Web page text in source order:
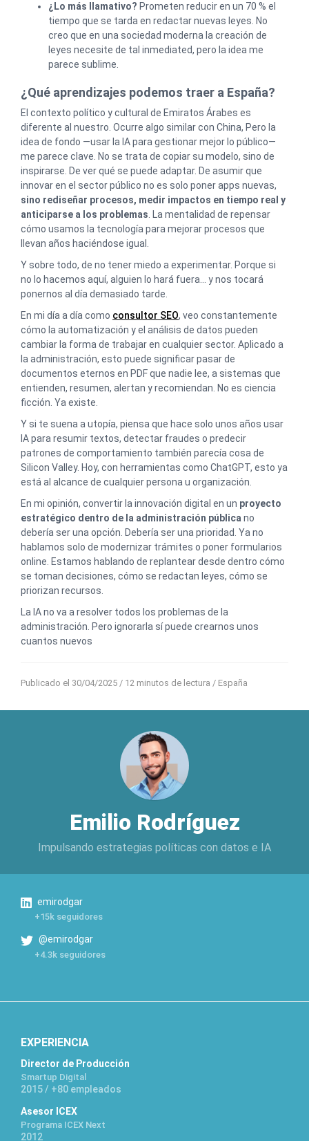
¿Lo más llamativo? Prometen reducir en un 70 % el
tiempo que se tarda en redactar nuevas leyes. No
creo que en una sociedad moderna la creación de
leyes necesite de tal inmediated, pero la idea me
parece sublime.
¿Qué aprendizajes podemos traer a España?
El contexto político y cultural de Emiratos Árabes es
diferente al nuestro. Ocurre algo similar con China, Pero la
idea de fondo —usar la IA para gestionar mejor lo público—
me parece clave. No se trata de copiar su modelo, sino de
inspirarse. De ver qué se puede adaptar. De asumir que
innovar en el sector público no es solo poner apps nuevas,
sino rediseñar procesos, medir impactos en tiempo real y
anticiparse a los problemas . La mentalidad de repensar
cómo usamos la tecnología para mejorar procesos que
llevan años haciéndose igual.
Y sobre todo, de no tener miedo a experimentar. Porque si
no lo hacemos aquí, alguien lo hará fuera… y nos tocará
ponernos al día demasiado tarde.
En mi día a día como consultor SEO, veo constantemente
cómo la automatización y el análisis de datos pueden
cambiar la forma de trabajar en cualquier sector. Aplicado a
la administración, esto puede significar pasar de
documentos eternos en PDF que nadie lee, a sistemas que
entienden, resumen, alertan y recomiendan. No es ciencia
ficción. Ya existe.
Y si te suena a utopía, piensa que hace solo unos años usar
IA para resumir textos, detectar fraudes o predecir
patrones de comportamiento también parecía cosa de
Silicon Valley. Hoy, con herramientas como ChatGPT, esto ya
está al alcance de cualquier persona u organización.
En mi opinión, convertir la innovación digital en un proyecto
estratégico dentro de la administración pública no
debería ser una opción. Debería ser una prioridad. Ya no
hablamos solo de modernizar trámites o poner formularios
online. Estamos hablando de replantear desde dentro cómo
se toman decisiones, cómo se redactan leyes, cómo se
priorizan recursos.
La IA no va a resolver todos los problemas de la
administración. Pero ignorarla sí puede crearnos unos
cuantos nuevos
Publicado el 30/04/2025 / 12 minutos de lectura / España
Emilio Rodríguez
Impulsando estrategias políticas con datos e IA
emirodgar
+15k seguidores
@emirodgar
+4.3k seguidores
EXPERIENCIA
Director de Producción
Smartup Digital
2015 / +80 empleados
Asesor ICEX
Programa ICEX Next
2012